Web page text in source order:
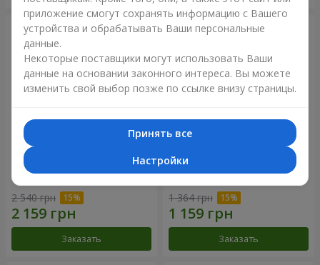
Букет "Дежавю"
2 540 грн
Заказать
Цветы в коробке "Мое
1 364 грн
Заказать
приложение смогут сохранять информацию с Вашего
устройства и обрабатывать Ваши персональные
данные.
Некоторые поставщики могут использовать Ваши
данные на основании законного интереса. Вы можете
изменить свой выбор позже по ссылке внизу страницы.
Принять все
Настройки